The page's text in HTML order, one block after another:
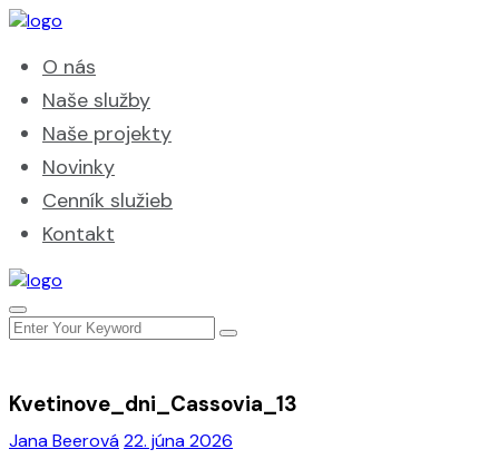
O nás
Naše služby
Naše projekty
Novinky
Cenník služieb
Kontakt
Jana Beerová22. júna 2026
Kvetinove_dni_Cassovia_13